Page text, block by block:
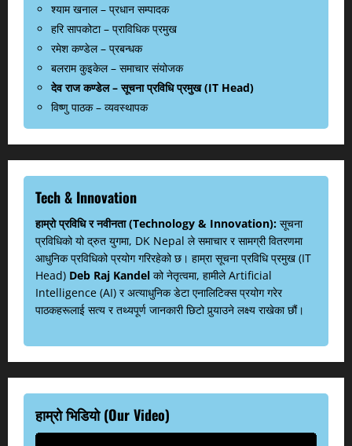
श्याम खनाल – प्रधान सम्पादक
हरि सापकोटा – प्राविधिक प्रमुख
रमेश कण्डेल – प्रबन्धक
बलराम कुइकेल – समाचार संयोजक
देव राज कण्डेल – सूचना प्रविधि प्रमुख (IT Head)
विष्णु पाठक – व्यवस्थापक
Tech & Innovation
हाम्रो प्रविधि र नवीनता (Technology & Innovation): सूचना
प्रविधिको यो द्रुत युगमा, DK Nepal ले समाचार र सामग्री वितरणमा
आधुनिक प्रविधिको प्रयोग गरिरहेको छ। हाम्रा सूचना प्रविधि प्रमुख (IT
Head) Deb Raj Kandel को नेतृत्वमा, हामीले Artificial
Intelligence (AI) र अत्याधुनिक डेटा एनालिटिक्स प्रयोग गरेर
पाठकहरूलाई सत्य र तथ्यपूर्ण जानकारी छिटो पुर्‍याउने लक्ष्य राखेका छौं।
हाम्रो भिडियो (Our Video)